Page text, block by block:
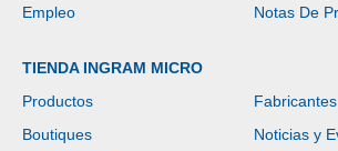
Empleo
Notas De
TIENDA INGRAM MICRO
Productos
Fabricantes
Boutiques
Noticias y